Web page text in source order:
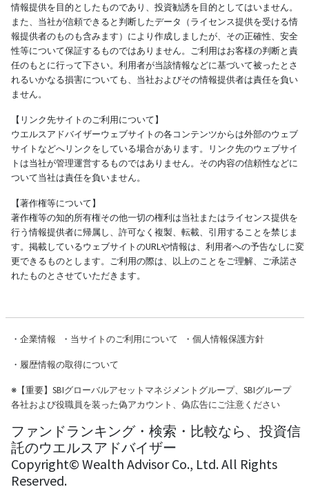
情報提供を目的としたものであり、投資勧誘を目的としてはいません。
また、当社が信頼できると判断したデータ（ライセンス提供を受ける情
報提供者のものも含みます）により作成しましたが、その正確性、安全
性等について保証するものではありません。ご利用はお客様の判断と責
任のもとに行って下さい。利用者が当該情報などに基づいて被ったとさ
れるいかなる損害についても、当社およびその情報提供者は責任を負い
ません。
【リンク先サイトのご利用について】
ウエルスアドバイザーウェブサイトの各コンテンツからは外部のウェブ
サイトなどへリンクをしている場合があります。リンク先のウェブサイ
トは当社が管理運営するものではありません。その内容の信頼性などに
ついて当社は責任を負いません。
【著作権等について】
著作権等の知的所有権その他一切の権利は当社またはライセンス提供を
行う情報提供者に帰属し、許可なく複製、転載、引用することを禁じま
す。掲載しているウェブサイトのURLや情報は、利用者への予告なしに変
更できるものとします。ご利用の際は、以上のことをご理解、ご承諾さ
れたものとさせていただきます。
・ 企業情報 ・ 当サイトのご利用について ・ 個人情報保護方針
・ 履歴情報の取得について
※【重要】SBIグローバルアセットマネジメントグループ、SBIグループ
各社および役職員を装った偽アカウント、偽広告にご注意ください
ファンドランキング・検索・比較なら、投資信
託のウエルスアドバイザー
Copyright© Wealth Advisor Co., Ltd. All Rights
Reserved.